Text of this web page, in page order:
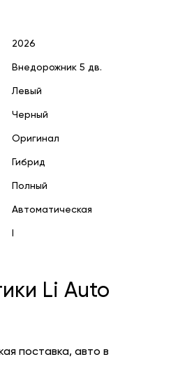
2026
Внедорожник 5 дв.
Левый
Черный
Оригинал
Гибрид
Полный
Автоматическая
I
Li Auto
поставка, авто в